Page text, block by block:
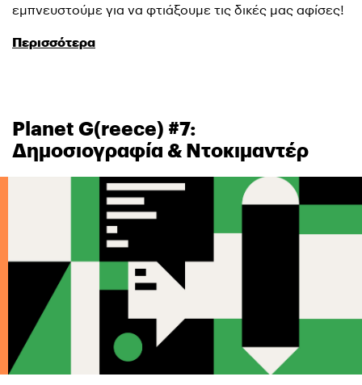
εμπνευστούμε για να φτιάξουμε τις δικές μας αφίσες!
Περισσότερα
Planet G(reece) #7:
Δημοσιογραφία & Ντοκιμαντέρ